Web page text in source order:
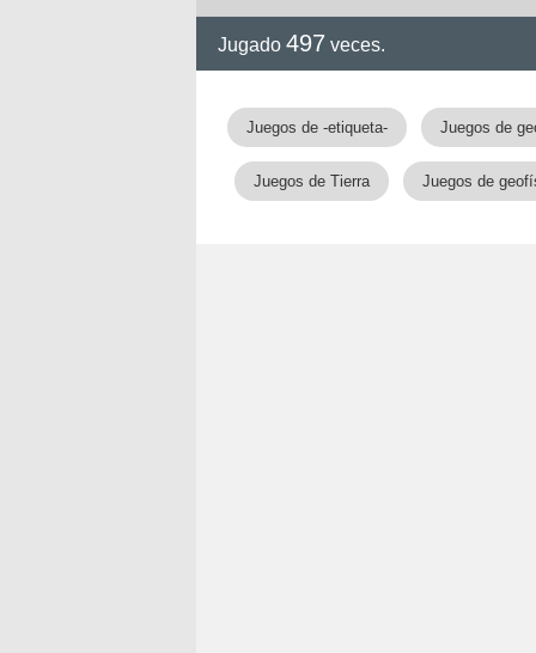
Jugado 497 veces.
Juegos de -etiqueta- Juegos de
Juegos de Tierra Juegos de